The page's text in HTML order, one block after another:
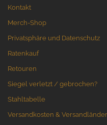
Kontakt
Merch-Shop
Privatsphäre und Datenschutz
Ratenkauf
Retouren
Siegel verletzt / gebrochen?
Stahltabelle
Versandkosten & Versandländer